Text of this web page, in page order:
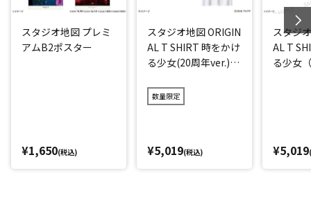
スタジオ地図 プレミ
アムB2ポスター
¥1,650(税込)
スタジオ地図 ORIGIN
AL T SHIRT 時をかけ
る少女(20周年ver.)
数量限定
¥5,019(税込)
スタジ
AL T
る少女
¥5,019